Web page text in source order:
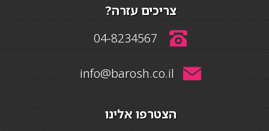
צריכים עזרה?
04-8234567
info@barosh.co.il
הצטרפו אלינו